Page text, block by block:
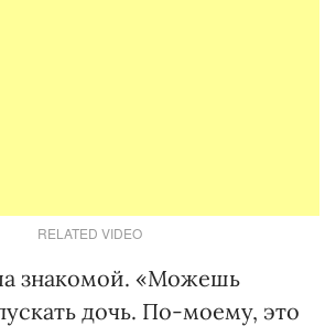
RELATED VIDEO
знакомой. «Можешь
дочь. По-моему, это